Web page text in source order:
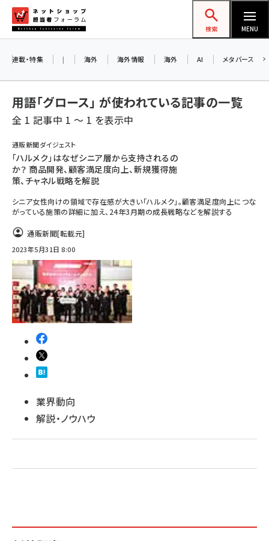
ン
ネットショップ担当者フォーラム
検索 MENU
yahoo (1899)
楽天 (1871)
ecbeing (1207)
base (1071)
ビィ・フォアード (773)
revico (739)
連載・特集 | 海外 海外情報 海外 AI メタバース
用語「グロース」 が使われている記事の一覧
全 1 記事中 1 ～ 1 を表示中
通販新聞ダイジェスト
「ハルメク」はなぜシニア層から支持されるの
か？ 商品開発、顧客満足度向上、新規獲得施
策、チャネル戦略を解説
シニア女性向けの領域で存在感が大きい「ハルメク」。顧客満足度向上につな
がっている施策の詳細に加え、24年3月期の成長戦略などを解説する
通販新聞[転載元]
2023年5月31日 8:00
業界動向
解説・ノウハウ